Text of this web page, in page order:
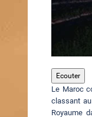
Ecouter
Le Maroc
classant
Royaume